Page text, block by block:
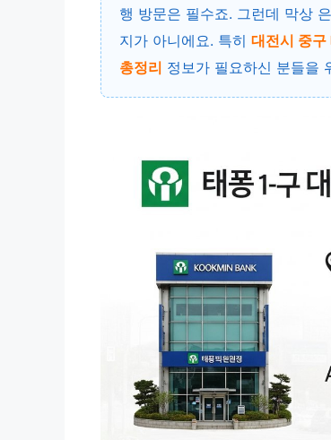
행 방문은 필수죠. 그런데 막상
지가 아니에요. 특히 대전시 중구
총정리 정보가 필요하신 분들을